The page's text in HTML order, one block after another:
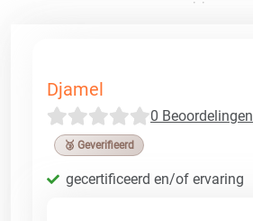
Djamel
0 Beoordelingen
🥉 Geverifieerd
gecertificeerd en/of ervaring